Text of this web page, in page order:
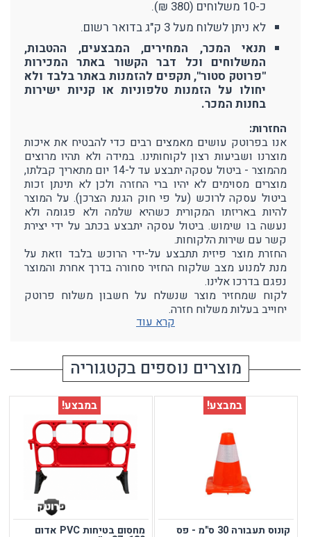
כ-10 משלוחים (380 ₪).
לא ניתן לשלוח מעל 3 ק"ג בדואר רשום.
תנאי המכר, המחירים, המבצעים, ההטבות,
המשלוחים וכל דבר הקשור באתר המכירות
"פרוטק סטור", תקפים להזמנות באתר בלבד ולא
יחולו על הזמנות טלפוניות או קניות ישירות
בחנות המכר.
החזרות:
אנו בפרוטק עושים מאמצים רבים כדי להבטיח את איכות
מוצרנו ושביעות רצון לקוחותינו. במידה ולא תהיו מרוצים
מהמוצר - ביטול עסקה יתבצע עד ל-14 יום מתאריך קבלתו,
מוצרים מסוימים לא יהיו ברי החזרה ולכן לא תינתן זכות
ביטול עסקה לרוכש (על פי חוק הגנת הצרכן). על המוצר
להיות באריזתו המקורית כשהיא שלמה ולא פגומה ולא
נעשה בו שימוש. ביטול עסקה יתבצע בכתב על ידי יצירת
קשר עם שירות הלקוחות.
החזרת מוצר פיזית תתבצע על-ידי הרוכש בלבד וזאת על
מנת למנוע מצב שלקוח החזיר סחורה בדרך אחרת והמוצר
נפגם בדרכו אלינו.
לקוח שמחזיר מוצר שנשלח על חשבון משלוח פרוטק
יחוייב בעלות משלוח חזרה.
קרא עוד
מוצרים נוספים בקטגוריה
במבצע!
קונוס תעבורה 30 ס"מ - פס
במבצע!
מחסום בטיחות PVC אדום